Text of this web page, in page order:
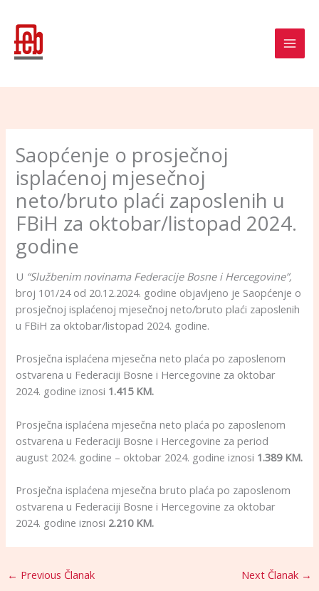
content
Saopćenje o prosječnoj
isplaćenoj mjesečnoj
neto/bruto plaći zaposlenih u
FBiH za oktobar/listopad 2024.
godine
U “Službenim novinama Federacije Bosne i Hercegovine”,
broj 101/24 od 20.12.2024. godine objavljeno je Saopćenje o
prosječnoj isplaćenoj mjesečnoj neto/bruto plaći zaposlenih
u FBiH za oktobar/listopad 2024. godine.
Prosječna isplaćena mjesečna neto plaća po zaposlenom
ostvarena u Federaciji Bosne i Hercegovine za oktobar
2024. godine iznosi 1.415 KM.
Prosječna isplaćena mjesečna neto plaća po zaposlenom
ostvarena u Federaciji Bosne i Hercegovine za period
august 2024. godine – oktobar 2024. godine iznosi 1.389 KM.
Prosječna isplaćena mjesečna bruto plaća po zaposlenom
ostvarena u Federaciji Bosne i Hercegovine za oktobar
2024. godine iznosi 2.210 KM.
← Previous Članak Next Članak →